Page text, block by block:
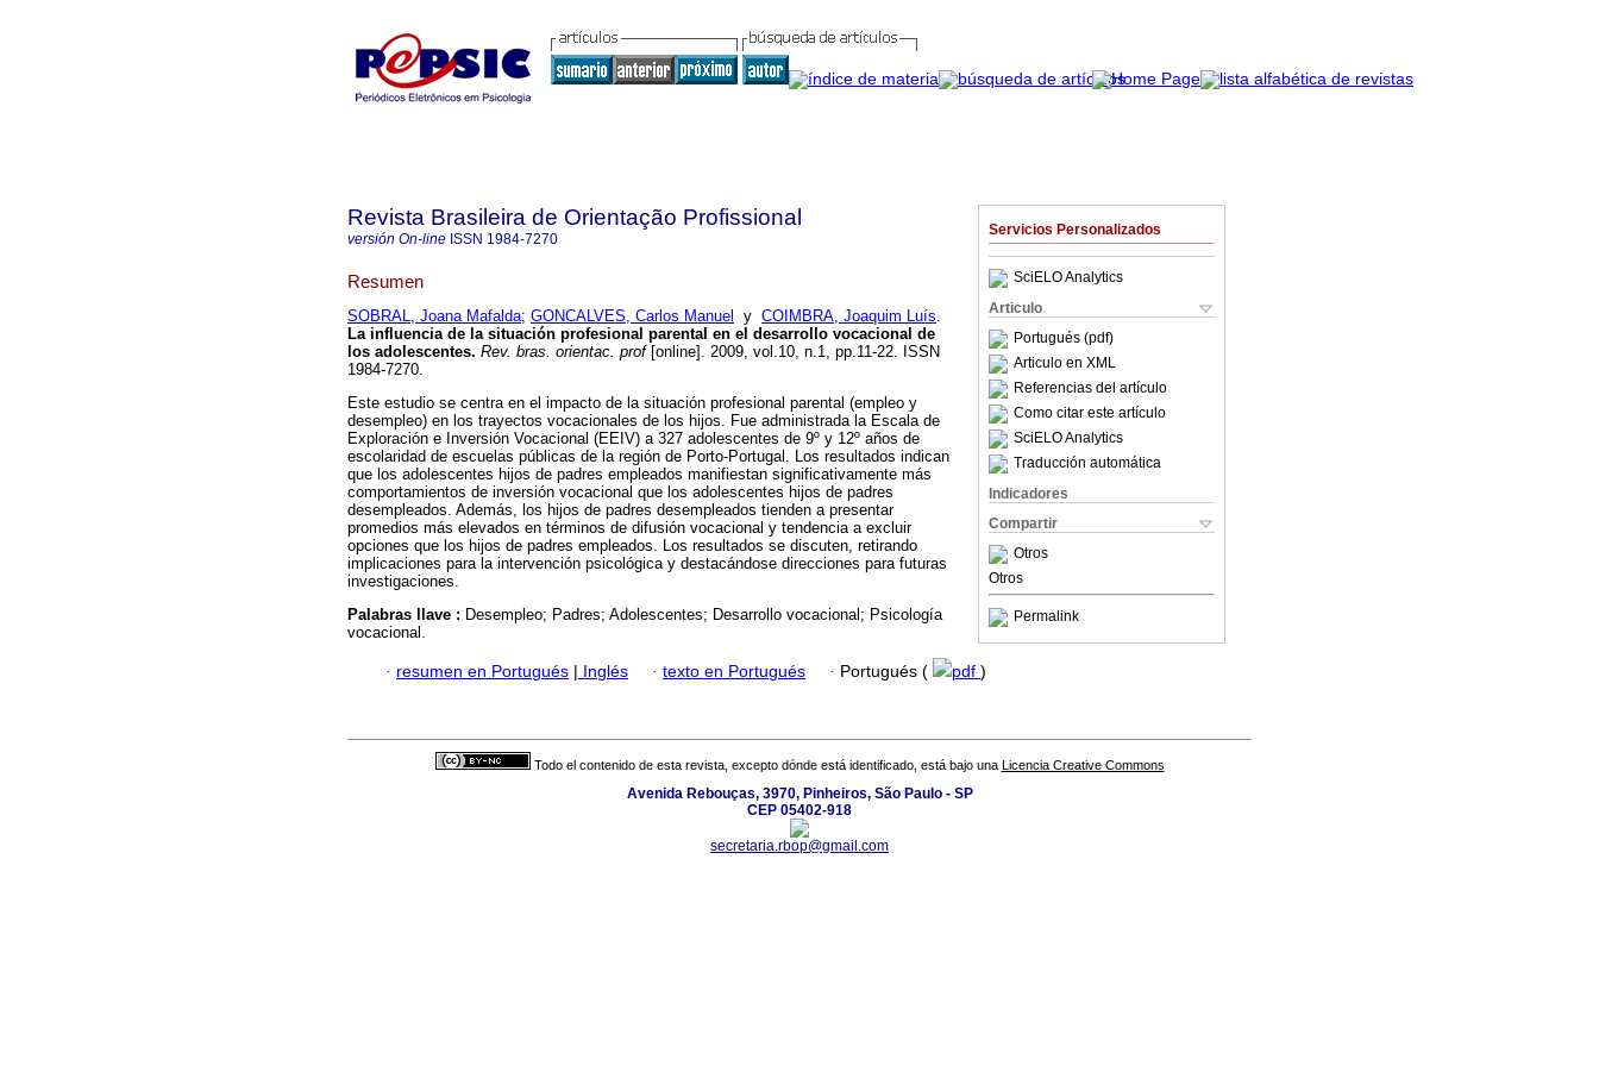
Servicios Personalizados
SciELO Analytics
Articulo
Portugués (pdf)
Articulo en XML
Referencias del artículo
Como citar este artículo
SciELO Analytics
Traducción automática
Indicadores
Compartir
Otros
Otros
Permalink
Revista Brasileira de Orientação Profissional
versión On-line ISSN 1984-7270
Resumen
SOBRAL, Joana Mafalda; GONCALVES, Carlos Manuel y COIMBRA, Joaquim Luís.
La influencia de la situación profesional parental en el desarrollo vocacional de
los adolescentes. Rev. bras. orientac. prof[online]. 2009, vol.10, n.1, pp.11-22. ISSN
1984-7270.
Este estudio se centra en el impacto de la situación profesional parental (empleo y
desempleo) en los trayectos vocacionales de los hijos. Fue administrada la Escala de
Exploración e Inversión Vocacional (EEIV) a 327 adolescentes de 9º y 12º años de
escolaridad de escuelas públicas de la región de Porto-Portugal. Los resultados indican
que los adolescentes hijos de padres empleados manifiestan significativamente más
comportamientos de inversión vocacional que los adolescentes hijos de padres
desempleados. Además, los hijos de padres desempleados tienden a presentar
promedios más elevados en términos de difusión vocacional y tendencia a excluir
opciones que los hijos de padres empleados. Los resultados se discuten, retirando
implicaciones para la intervención psicológica y destacándose direcciones para futuras
investigaciones.
Palabras llave : Desempleo; Padres; Adolescentes; Desarrollo vocacional; Psicología
vocacional.
· resumen en Portugués | Inglés · texto en Portugués · Portugués ( pdf )
Todo el contenido de esta revista, excepto dónde está identificado, está bajo una Licencia Creative Commons
Avenida Rebouças, 3970, Pinheiros, São Paulo - SP
CEP 05402-918
secretaria.rbop@gmail.com